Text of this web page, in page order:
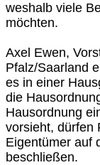
weshalb viele
möchten.
Axel Ewen,
Pfalz/Saarland
es in einer
die
Hausordnung
vorsieht, dürfen
Eigentümer auf
beschließen.